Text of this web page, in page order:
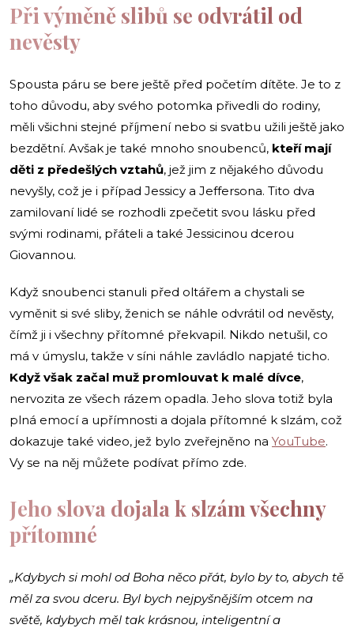
Při výměně slibů se odvrátil od
nevěsty
Spousta páru se bere ještě před početím dítěte. Je to z
toho důvodu, aby svého potomka přivedli do rodiny,
měli všichni stejné příjmení nebo si svatbu užili ještě jako
bezdětní. Avšak je také mnoho snoubenců, kteří mají
děti z předešlých vztahů, jež jim z nějakého důvodu
nevyšly, což je i případ Jessicy a Jeffersona. Tito dva
zamilovaní lidé se rozhodli zpečetit svou lásku před
svými rodinami, přáteli a také Jessicinou dcerou
Giovannou.
Když snoubenci stanuli před oltářem a chystali se
vyměnit si své sliby, ženich se náhle odvrátil od nevěsty,
čímž ji i všechny přítomné překvapil. Nikdo netušil, co
má v úmyslu, takže v síni náhle zavládlo napjaté ticho.
Když však začal muž promlouvat k malé dívce,
nervozita ze všech rázem opadla. Jeho slova totiž byla
plná emocí a upřímnosti a dojala přítomné k slzám, což
dokazuje také video, jež bylo zveřejněno na YouTube.
Vy se na něj můžete podívat přímo zde.
Jeho slova dojala k slzám všechny
přítomné
„Kdybych si mohl od Boha něco přát, bylo by to, abych tě
měl za svou dceru. Byl bych nejpyšnějším otcem na
světě, kdybych měl tak krásnou, inteligentní a